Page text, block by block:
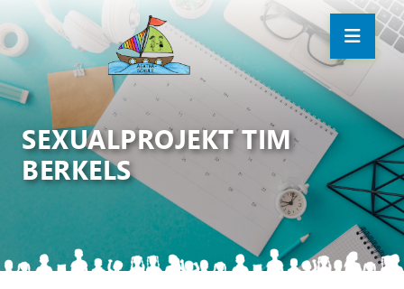
SEXUALPROJEKT TIM
BERKELS